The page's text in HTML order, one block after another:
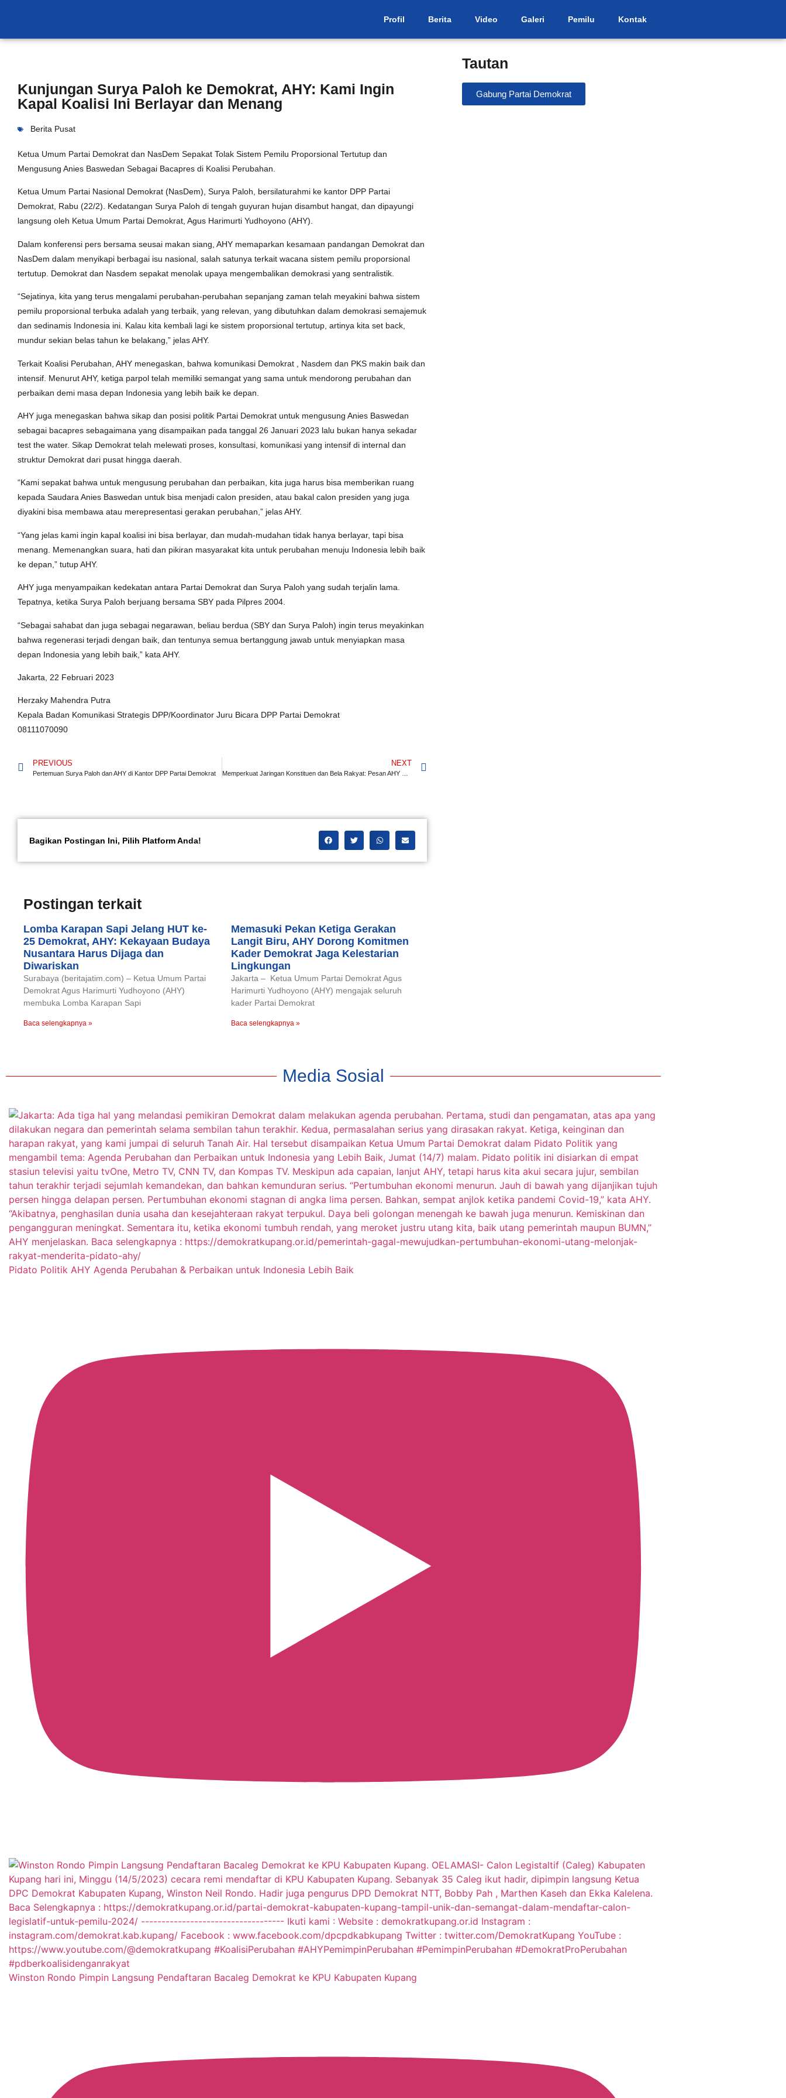
Profil Berita Video Galeri Pemilu Kontak
Kunjungan Surya Paloh ke Demokrat, AHY: Kami Ingin
Kapal Koalisi Ini Berlayar dan Menang
Berita Pusat
Ketua Umum Partai Demokrat dan NasDem Sepakat Tolak Sistem Pemilu Proporsional Tertutup dan
Mengusung Anies Baswedan Sebagai Bacapres di Koalisi Perubahan.
Ketua Umum Partai Nasional Demokrat (NasDem), Surya Paloh, bersilaturahmi ke kantor DPP Partai
Demokrat, Rabu (22/2). Kedatangan Surya Paloh di tengah guyuran hujan disambut hangat, dan dipayungi
langsung oleh Ketua Umum Partai Demokrat, Agus Harimurti Yudhoyono (AHY).
Dalam konferensi pers bersama seusai makan siang, AHY memaparkan kesamaan pandangan Demokrat dan
NasDem dalam menyikapi berbagai isu nasional, salah satunya terkait wacana sistem pemilu proporsional
tertutup. Demokrat dan Nasdem sepakat menolak upaya mengembalikan demokrasi yang sentralistik.
“Sejatinya, kita yang terus mengalami perubahan-perubahan sepanjang zaman telah meyakini bahwa sistem
pemilu proporsional terbuka adalah yang terbaik, yang relevan, yang dibutuhkan dalam demokrasi semajemuk
dan sedinamis Indonesia ini. Kalau kita kembali lagi ke sistem proporsional tertutup, artinya kita set back,
mundur sekian belas tahun ke belakang,” jelas AHY.
Terkait Koalisi Perubahan, AHY menegaskan, bahwa komunikasi Demokrat , Nasdem dan PKS makin baik dan
intensif. Menurut AHY, ketiga parpol telah memiliki semangat yang sama untuk mendorong perubahan dan
perbaikan demi masa depan Indonesia yang lebih baik ke depan.
AHY juga menegaskan bahwa sikap dan posisi politik Partai Demokrat untuk mengusung Anies Baswedan
sebagai bacapres sebagaimana yang disampaikan pada tanggal 26 Januari 2023 lalu bukan hanya sekadar
test the water. Sikap Demokrat telah melewati proses, konsultasi, komunikasi yang intensif di internal dan
struktur Demokrat dari pusat hingga daerah.
“Kami sepakat bahwa untuk mengusung perubahan dan perbaikan, kita juga harus bisa memberikan ruang
kepada Saudara Anies Baswedan untuk bisa menjadi calon presiden, atau bakal calon presiden yang juga
diyakini bisa membawa atau merepresentasi gerakan perubahan,” jelas AHY.
“Yang jelas kami ingin kapal koalisi ini bisa berlayar, dan mudah-mudahan tidak hanya berlayar, tapi bisa
menang. Memenangkan suara, hati dan pikiran masyarakat kita untuk perubahan menuju Indonesia lebih baik
ke depan,” tutup AHY.
AHY juga menyampaikan kedekatan antara Partai Demokrat dan Surya Paloh yang sudah terjalin lama.
Tepatnya, ketika Surya Paloh berjuang bersama SBY pada Pilpres 2004.
“Sebagai sahabat dan juga sebagai negarawan, beliau berdua (SBY dan Surya Paloh) ingin terus meyakinkan
bahwa regenerasi terjadi dengan baik, dan tentunya semua bertanggung jawab untuk menyiapkan masa
depan Indonesia yang lebih baik,” kata AHY.
Jakarta, 22 Februari 2023
Herzaky Mahendra Putra
Kepala Badan Komunikasi Strategis DPP/Koordinator Juru Bicara DPP Partai Demokrat
08111070090
PREVIOUS
Pertemuan Surya Paloh dan AHY di Kantor DPP Partai Demokrat
NEXT
Bagikan Postingan Ini, Pilih Platform Anda!
Postingan terkait
Lomba Karapan Sapi Jelang HUT ke-
25 Demokrat, AHY: Kekayaan Budaya
Nusantara Harus Dijaga dan
Diwariskan
Surabaya (beritajatim.com) – Ketua Umum Partai
Demokrat Agus Harimurti Yudhoyono (AHY)
membuka Lomba Karapan Sapi
Baca selengkapnya »
Memasuki Pekan Ketiga Gerakan
Langit Biru, AHY Dorong Komitmen
Kader Demokrat Jaga Kelestarian
Lingkungan
Jakarta – Ketua Umum Partai Demokrat Agus
Harimurti Yudhoyono (AHY) mengajak seluruh
kader Partai Demokrat
Baca selengkapnya »
Tautan
Gabung Partai Demokrat
Media Sosial
Pidato Politik AHY Agenda Perubahan & Perbaikan untuk Indonesia Lebih Baik
Winston Rondo Pimpin Langsung Pendaftaran Bacaleg Demokrat ke KPU Kabupaten Kupang